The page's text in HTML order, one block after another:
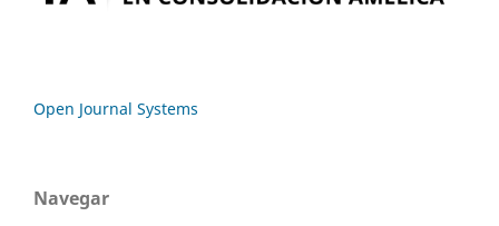
Open Journal Systems
Navegar